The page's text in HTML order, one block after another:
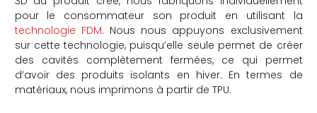
pour le consommateur son produit en utilisant la
technologie FDM. Nous nous appuyons exclusivement
sur cette technologie, puisqu’elle seule permet de créer
des cavités complètement fermées, ce qui permet
d’avoir des produits isolants en hiver. En termes de
matériaux, nous imprimons à partir de TPU.